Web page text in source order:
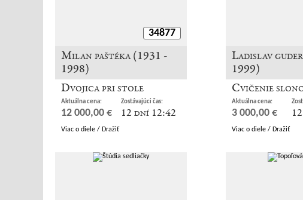
34877
Milan paštéka (1931 -
1998)
Dvojica pri stole
Aktuálna cena:
12 000,00 €
Zostávajúci čas:
12 dní 12:42
Viac o diele / Dražiť
Ladislav
1999)
Cvičenie
Aktuálna cena:
3 000,00 €
Viac o diele / Dražiť